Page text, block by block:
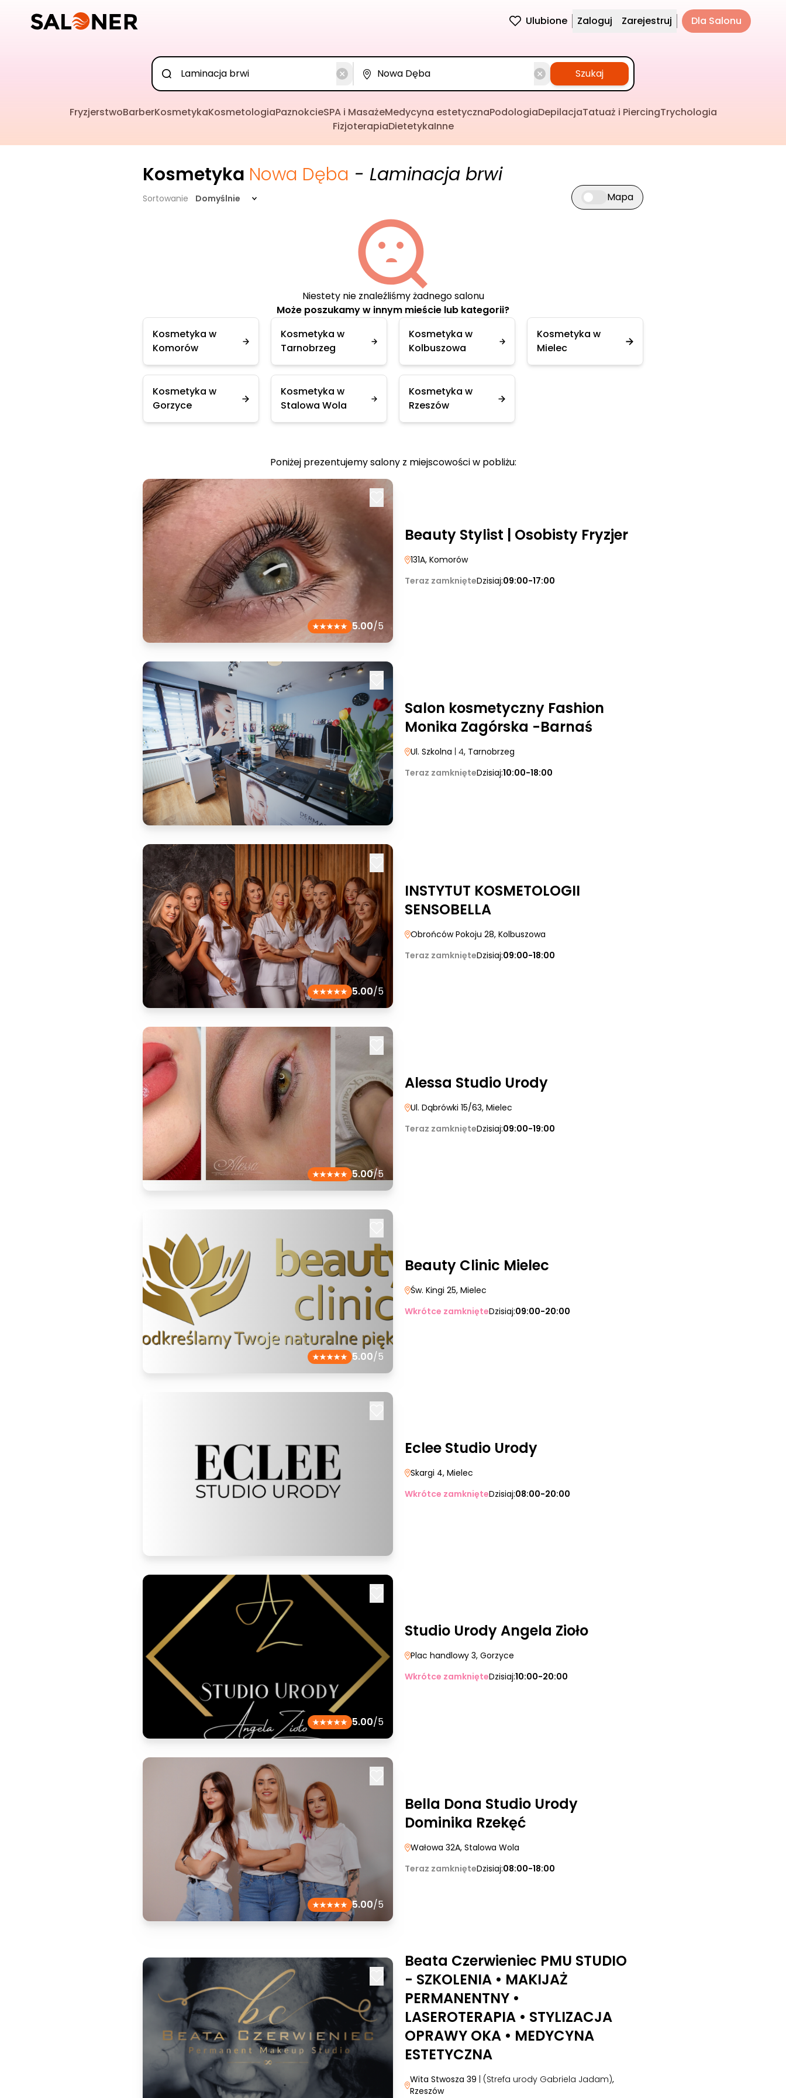
Ulubione Zaloguj Zarejestruj Dla Salonu
Szukaj
FryzjerstwoBarberKosmetykaKosmetologiaPaznokcieSPA i MasażeMedycyna estetycznaPodologiaDepilacjaTatuaż i PiercingTrychologia
FizjoterapiaDietetykaInne
Kosmetyka Nowa Dęba - Laminacja brwi
Sortowanie Domyślnie Przełącz widok mapy
Mapa
Niestety nie znaleźliśmy żadnego salonu
Może poszukamy w innym mieście lub kategorii?
Kosmetyka w
Komorów
Kosmetyka w
Tarnobrzeg
Kosmetyka w
Kolbuszowa
Kosmetyka w
Mielec
Kosmetyka w
Gorzyce
Kosmetyka w
Stalowa Wola
Kosmetyka w
Rzeszów
Poniżej prezentujemy salony z miejscowości w pobliżu:
5.00/5
Beauty Stylist | Osobisty Fryzjer
131A, Komorów
Teraz zamknięteDzisiaj:09:00-17:00
Salon kosmetyczny Fashion
Monika Zagórska -Barnaś
Ul. Szkolna | 4, Tarnobrzeg
Teraz zamknięteDzisiaj:10:00-18:00
5.00/5
INSTYTUT KOSMETOLOGII
SENSOBELLA
Obrońców Pokoju 28, Kolbuszowa
Teraz zamknięteDzisiaj:09:00-18:00
5.00/5
Alessa Studio Urody
Ul. Dąbrówki 15/63, Mielec
Teraz zamknięteDzisiaj:09:00-19:00
5.00/5
Beauty Clinic Mielec
Św. Kingi 25, Mielec
Wkrótce zamknięteDzisiaj:09:00-20:00
Eclee Studio Urody
Skargi 4, Mielec
Wkrótce zamknięteDzisiaj:08:00-20:00
5.00/5
Studio Urody Angela Zioło
Plac handlowy 3, Gorzyce
Wkrótce zamknięteDzisiaj:10:00-20:00
5.00/5
Bella Dona Studio Urody
Dominika Rzekęć
Wałowa 32A, Stalowa Wola
Teraz zamknięteDzisiaj:08:00-18:00
Beata Czerwieniec PMU STUDIO
- SZKOLENIA • MAKIJAŻ
PERMANENTNY •
LASEROTERAPIA • STYLIZACJA
OPRAWY OKA • MEDYCYNA
ESTETYCZNA
Wita Stwosza 39 | (Strefa urody Gabriela Jadam),
Rzeszów